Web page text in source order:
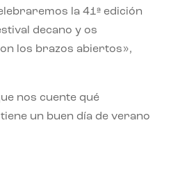
la 41ª edición
decano y os
los brazos abiertos»,
nos cuente qué
un buen día de verano